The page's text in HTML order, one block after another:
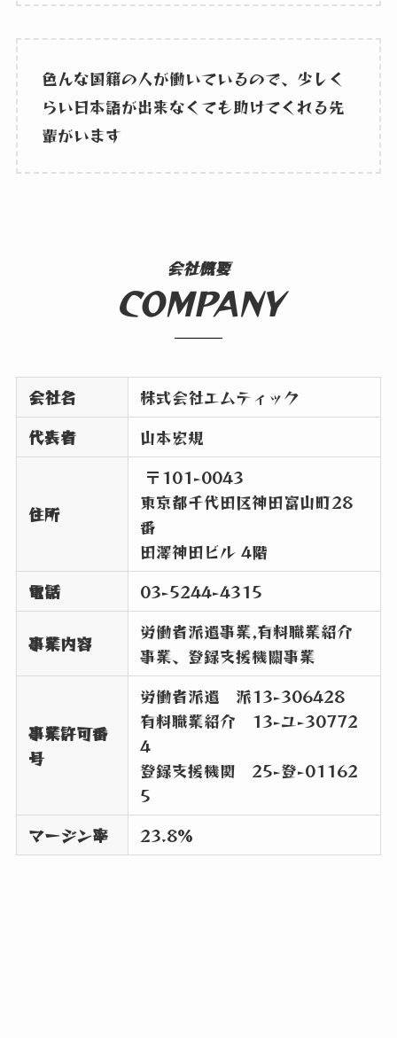
色んな国籍の人が働いているので、少しく
らい日本語が出来なくても助けてくれる先
輩がいます
会社概要
COMPANY
会社名
株式会社エムティック
代表者
山本宏規
住所
〒101-0043
東京都千代田区神田富山町28
番
田澤神田ビル 4階
電話
03-5244-4315
事業内容
労働者派遣事業,有料職業紹介
事業、登録支援機關事業
事業許可番
号
労働者派遣 派13-306428
有料職業紹介 13-ユ-30772
4
登録支援機関 25-登-01162
5
マージン率
23.8%